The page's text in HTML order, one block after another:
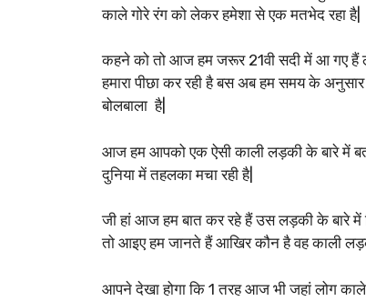
काले गोरे रंग को लेकर हमेशा से एक मतभेद रहा है|
कहने को तो आज हम जरूर 21वी सदी में आ गए हैं
हमारा पीछा कर रही है बस अब हम समय के
बोलबाला है|
आज हम आपको एक ऐसी काली लड़की के बारे में
दुनिया में तहलका मचा रही है|
जी हां आज हम बात कर रहे हैं उस लड़की के बारे में
तो आइए हम जानते हैं आखिर कौन है वह काली
आपने देखा होगा कि 1 तरह आज भी जहां लोग